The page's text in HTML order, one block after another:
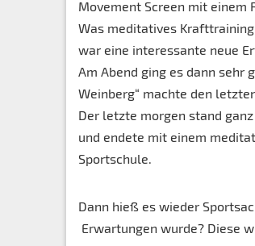
Movement Screen mit einem
Was meditatives
war eine interessante neue
Am Abend ging es dann sehr
Weinberg“ machte den
Der letzte morgen stand
und endete mit einem
Sportschule.
Dann hieß es wieder
Erwartungen wurde? Diese